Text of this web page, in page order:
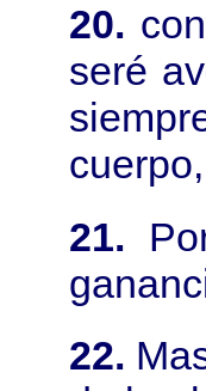
20.
seré
21.
22.